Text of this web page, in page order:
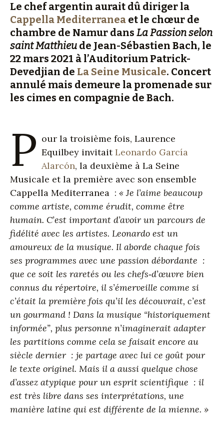
Le chef argentin aurait dû diriger la
Cappella Mediterranea et le chœur de
chambre de Namur dans La Passion selon
saint Matthieu de Jean-Sébastien Bach, le
22 mars 2021 à l’Auditorium Patrick-
Devedjian de La Seine Musicale. Concert
annulé mais demeure la promenade sur
les cimes en compagnie de Bach.
P our la troisième fois, Laurence
Equilbey invitaitLeonardo García
Alarcón, la deuxième à La Seine
Musicale et la première avec son ensemble
Cappella Mediterranea : « Je l’aime beaucoup
comme artiste, comme érudit, comme être
humain. C’est important d’avoir un parcours de
fidélité avec les artistes. Leonardo est un
amoureux de la musique. Il aborde chaque fois
ses programmes avec une passion débordante :
que ce soit les raretés ou les chefs‑d’œuvre bien
connus du répertoire, il s’émerveille comme si
c’était la première fois qu’il les découvrait, c’est
un gourmand ! Dans la musique “historiquement
informée”, plus personne n’imaginerait adapter
les partitions comme cela se faisait encore au
siècle dernier : je partage avec lui ce goût pour
le texte originel. Mais il a aussi quelque chose
d’assez atypique pour un esprit scientifique : il
est très libre dans ses interprétations, une
manière latine qui est différente de la mienne. »